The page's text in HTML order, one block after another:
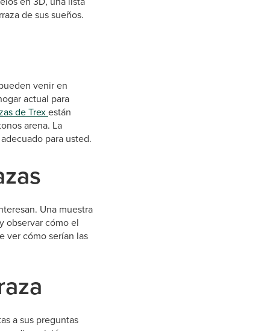
de sus sueños.
venir en
actual para
de Trexestán
arena. La
para usted.
Una muestra
observar cómo el
ver cómo serían las
a sus preguntas